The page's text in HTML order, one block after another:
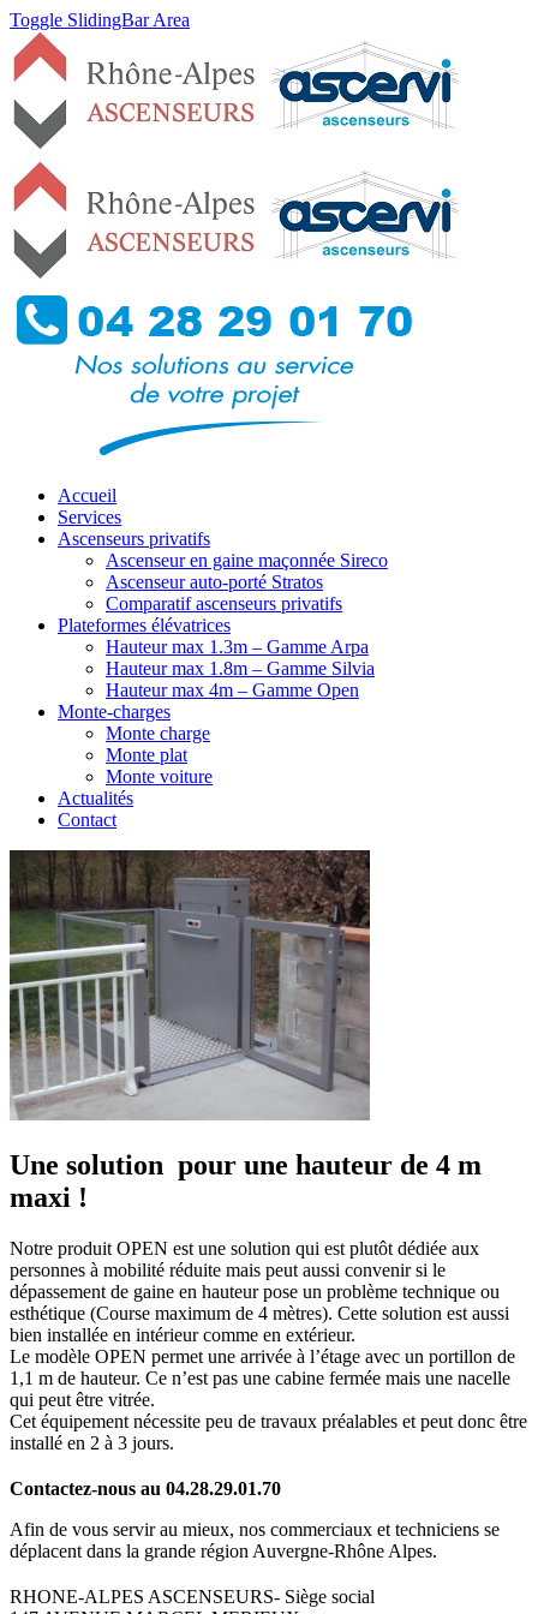
Toggle SlidingBar Area
Accueil
Services
Ascenseurs privatifs
Ascenseur en gaine maçonnée Sireco
Ascenseur auto-porté Stratos
Comparatif ascenseurs privatifs
Plateformes élévatrices
Hauteur max 1.3m – Gamme Arpa
Hauteur max 1.8m – Gamme Silvia
Hauteur max 4m – Gamme Open
Monte-charges
Monte charge
Monte plat
Monte voiture
Actualités
Contact
Une solution pour une hauteur de 4 m
maxi !
Notre produit OPEN est une solution qui est plutôt dédiée aux
personnes à mobilité réduite mais peut aussi convenir si le
dépassement de gaine en hauteur pose un problème technique ou
esthétique (Course maximum de 4 mètres). Cette solution est aussi
bien installée en intérieur comme en extérieur.
Le modèle OPEN permet une arrivée à l’étage avec un portillon de
1,1 m de hauteur. Ce n’est pas une cabine fermée mais une nacelle
qui peut être vitrée.
Cet équipement nécessite peu de travaux préalables et peut donc être
installé en 2 à 3 jours.
Contactez-nous au 04.28.29.01.70
Afin de vous servir au mieux, nos commerciaux et techniciens se
déplacent dans la grande région Auvergne-Rhône Alpes.
RHONE-ALPES ASCENSEURS- Siège social